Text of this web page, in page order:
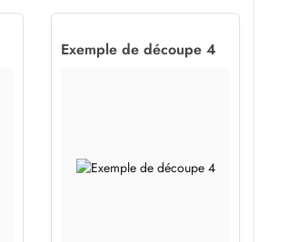
Exemple de découpe 4